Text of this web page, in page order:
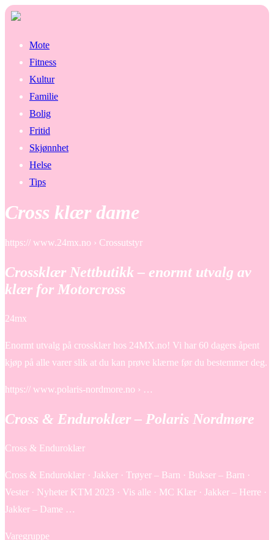
Mote
Fitness
Kultur
Familie
Bolig
Fritid
Skjønnhet
Helse
Tips
Cross klær dame
https:// www.24mx.no › Crossutstyr
Crossklær Nettbutikk – enormt utvalg av
klær for Motorcross
24mx
Enormt utvalg på crossklær hos 24MX.no! Vi har 60 dagers åpent
kjøp på alle varer slik at du kan prøve klærne før du bestemmer deg.
https:// www.polaris-nordmore.no › …
Cross & Enduroklær – Polaris Nordmøre
Cross & Enduroklær
Cross & Enduroklær · Jakker · Trøyer – Barn · Bukser – Barn ·
Vester · Nyheter KTM 2023 · Vis alle · MC Klær · Jakker – Herre ·
Jakker – Dame …
Varegruppe